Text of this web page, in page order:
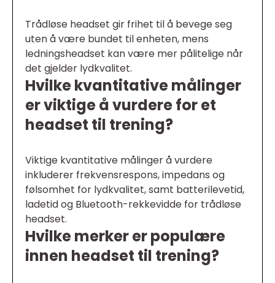
Trådløse headset gir frihet til å bevege seg
uten å være bundet til enheten, mens
ledningsheadset kan være mer pålitelige når
det gjelder lydkvalitet.
Hvilke kvantitative målinger
er viktige å vurdere for et
headset til trening?
Viktige kvantitative målinger å vurdere
inkluderer frekvensrespons, impedans og
følsomhet for lydkvalitet, samt batterilevetid,
ladetid og Bluetooth-rekkevidde for trådløse
headset.
Hvilke merker er populære
innen headset til trening?